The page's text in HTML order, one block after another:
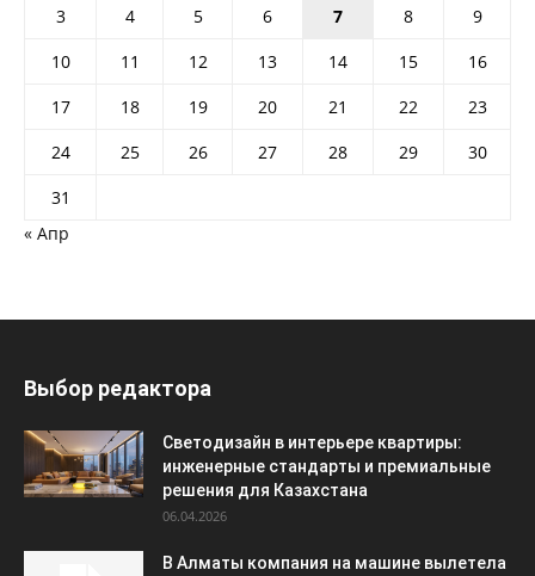
3
4 5 6 7 8
9
10
11 12 13 14 15
16
17
18 19 20 21 22
23
24
25 26 27 28 29
30
31
« Апр
Выбор редактора
Светодизайн в интерьере квартиры:
инженерные стандарты и премиальные
решения для Казахстана
06.04.2026
В Алматы компания на машине вылетела